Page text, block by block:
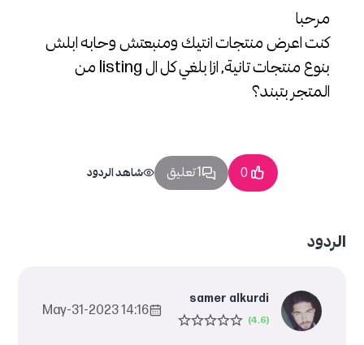
مرحبا
كنت اعرض منتجات انتيك ومنبعتش وحابه ابلش
بنوع منتجات تانية, ازا بلغي كل ال listing من
المتجر بتبند؟
0 1 تعليق شاهد الردود
الردود
samer alkurdi
14:16 2023-May-31